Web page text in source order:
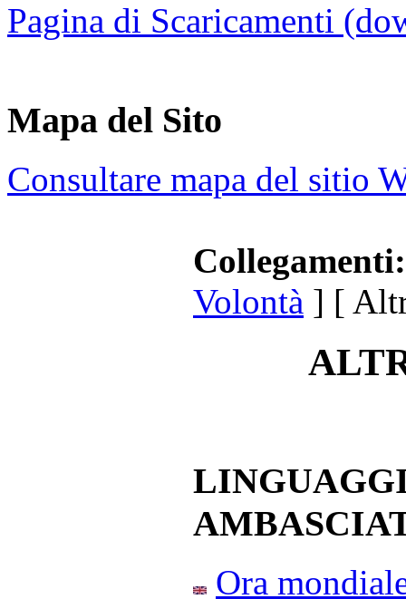
Pagina di Scaricamenti
Mapa del Sito
Consultare mapa del sitio
Collegamenti:
Volontà ] [
Ora